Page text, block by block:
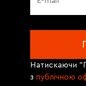
Натискаючи
з публічною